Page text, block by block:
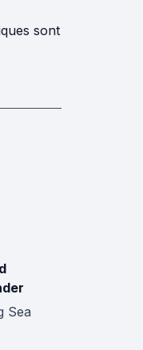
sont
Sea